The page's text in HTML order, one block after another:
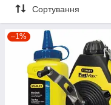
Сортування
–1%